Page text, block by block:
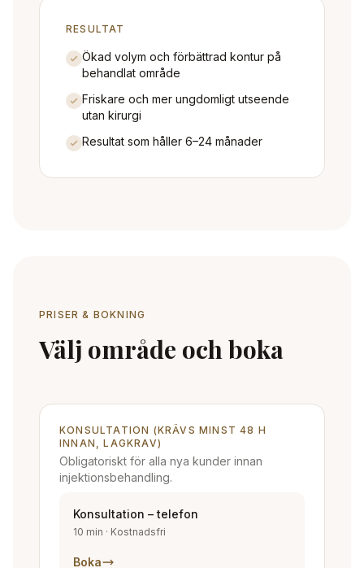
RESULTAT
Ökad volym och förbättrad kontur på
behandlat område
Friskare och mer ungdomligt utseende
utan kirurgi
Resultat som håller 6–24 månader
PRISER & BOKNING
Välj område och boka
KONSULTATION (KRÄVS MINST 48 H
INNAN, LAGKRAV)
Obligatoriskt för alla nya kunder innan
injektionsbehandling.
Konsultation – telefon
10 min · Kostnadsfri
Boka